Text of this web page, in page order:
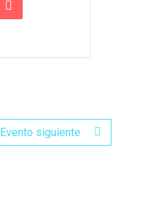
Evento siguiente